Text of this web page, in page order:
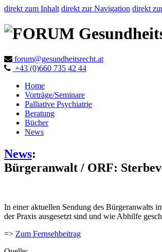
direkt zum Inhalt direkt zur Navigation direkt
forum@gesundheitsrecht.at
+43 (0)660 735 42 44
Home
Vorträge/Seminare
Palliative Psychiatrie
Beratung
Bücher
News
News:
Bürgeranwalt / ORF:
In einer aktuellen Sendung des Bürgeranwalts
der Praxis ausgesetzt sind und wie Abhilfe
=> Zum Fernsehbeitrag